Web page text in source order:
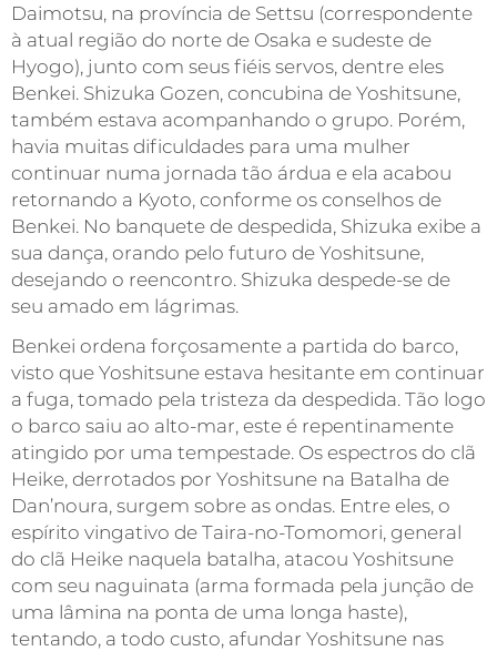
Daimotsu, na província de Settsu (correspondente
à atual região do norte de Osaka e sudeste de
Hyogo), junto com seus fiéis servos, dentre eles
Benkei. Shizuka Gozen, concubina de Yoshitsune,
também estava acompanhando o grupo. Porém,
havia muitas dificuldades para uma mulher
continuar numa jornada tão árdua e ela acabou
retornando a Kyoto, conforme os conselhos de
Benkei. No banquete de despedida, Shizuka exibe a
sua dança, orando pelo futuro de Yoshitsune,
desejando o reencontro. Shizuka despede-se de
seu amado em lágrimas.
Benkei ordena forçosamente a partida do barco,
visto que Yoshitsune estava hesitante em continuar
a fuga, tomado pela tristeza da despedida. Tão logo
o barco saiu ao alto-mar, este é repentinamente
atingido por uma tempestade. Os espectros do clã
Heike, derrotados por Yoshitsune na Batalha de
Dan’noura, surgem sobre as ondas. Entre eles, o
espírito vingativo de Taira-no-Tomomori, general
do clã Heike naquela batalha, atacou Yoshitsune
com seu naguinata (arma formada pela junção de
uma lâmina na ponta de uma longa haste),
tentando, a todo custo, afundar Yoshitsune nas